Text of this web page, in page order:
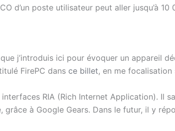
d’un poste utilisateur peut aller jusqu’à
j’introduis ici pour évoquer un appareil
FirePC dans ce billet, en me focalisation
RIA (Rich Internet Application). Il
à Google Gears. Dans le futur, il y